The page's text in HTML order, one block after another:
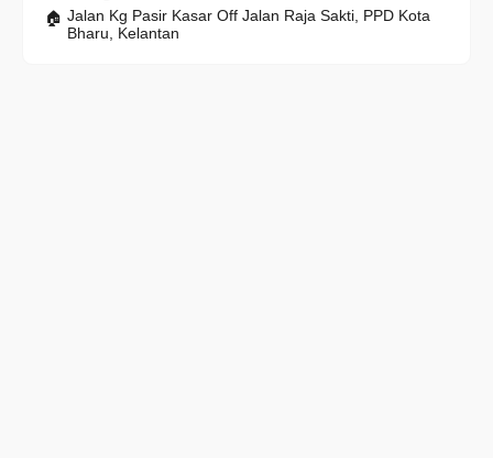
Jalan Kg Pasir Kasar Off Jalan Raja Sakti, PPD Kota
Bharu, Kelantan